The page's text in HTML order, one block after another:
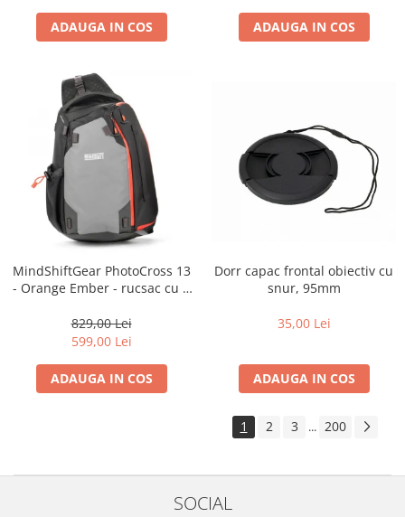
ADAUGA IN COS ADAUGA IN COS
MindShiftGear PhotoCross 13
- Orange Ember - rucsac cu o
829,00 Lei
599,00 Lei
ADAUGA IN COS
Dorr capac frontal obiectiv cu
snur, 95mm
35,00 Lei
ADAUGA IN COS
1 2 3 ... 200
SOCIAL